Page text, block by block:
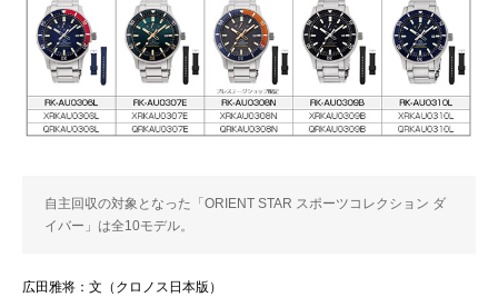
自主回収の対象となった「ORIENT STAR スポーツコレクション ダ
イバー」は全10モデル。
広田雅将：文（クロノス日本版）